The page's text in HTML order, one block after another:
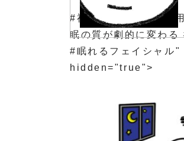
#福岡市東区 #女性専
眠の質が劇的に変わる
#眠れるフェイシャル
hidden="true">